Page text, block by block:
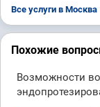
Все услуги в
Похожие
Возможности